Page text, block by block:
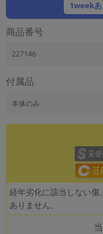
1weekあ
商品番号
227146
付属品
本体のみ
経年劣化に該当しない
ありません。
商品の搭載機能による絞り込み
「5G対応」「防水」「ワンセグ」など
ドライブ
ランク
「新品」「未使用」「中古」など
メモリ
~